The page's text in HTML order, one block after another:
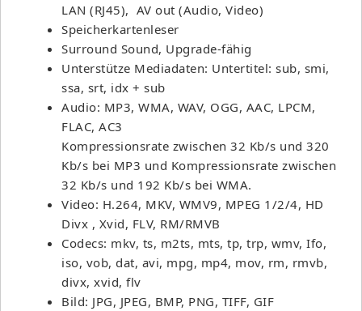
LAN (RJ45), AV out (Audio, Video)
Speicherkartenleser
Surround Sound, Upgrade-fähig
Unterstütze Mediadaten: Untertitel: sub, smi,
ssa, srt, idx + sub
Audio: MP3, WMA, WAV, OGG, AAC, LPCM,
FLAC, AC3
Kompressionsrate zwischen 32 Kb/s und 320
Kb/s bei MP3 und Kompressionsrate zwischen
32 Kb/s und 192 Kb/s bei WMA.
Video: H.264, MKV, WMV9, MPEG 1/2/4, HD
Divx , Xvid, FLV, RM/RMVB
Codecs: mkv, ts, m2ts, mts, tp, trp, wmv, Ifo,
iso, vob, dat, avi, mpg, mp4, mov, rm, rmvb,
divx, xvid, flv
Bild: JPG, JPEG, BMP, PNG, TIFF, GIF